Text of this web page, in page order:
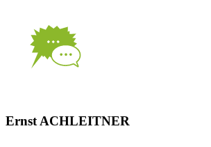
Ernst ACHLEITNER